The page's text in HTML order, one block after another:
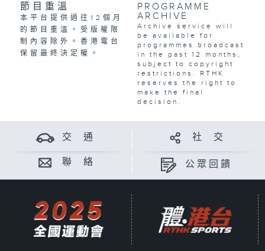
節目重溫
本平台提供過往12個月
的節目重溫，受版權限
制內容除外。香港電台
保留最終決定權。
PROGRAMME
ARCHIVE
Archive service will
be available for
programmes broadcast
in the past 12 months,
subject to copyright
restrictions. RTHK
reserves the right to
make the final
decision.
交 通 社 交
聯 絡 公眾回饋